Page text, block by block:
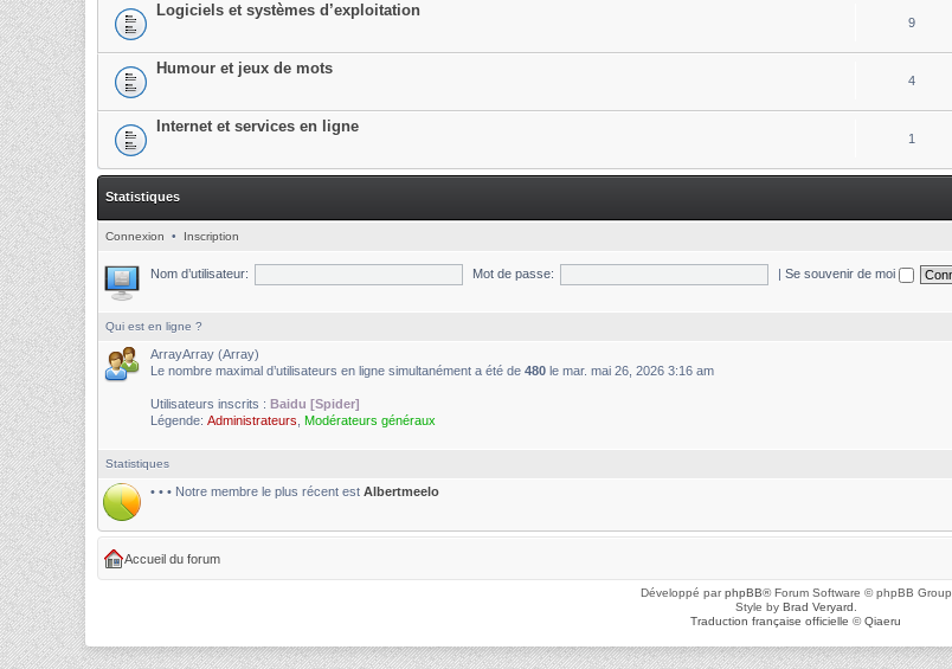
Logiciels et systèmes d’exploitation
9
Humour et jeux de mots
4
Internet et services en ligne
1
Statistiques
Connexion • Inscription
Nom d’utilisateur: Mot de passe: |Se souvenir de moi
Qui est en ligne ?
ArrayArray (Array)
Le nombre maximal d’utilisateurs en ligne simultanément a été de 480 le mar. mai 26, 2026 3:16 am
Utilisateurs inscrits : Baidu [Spider]
Légende: Administrateurs Modérateurs généraux
Statistiques
• • • Notre membre le plus récent est Albertmeelo
Accueil du forum
Développé parphpBB® Forum Software © phpBB Group
Style by Brad Veryard
Traduction française officielle ©Qiaeru